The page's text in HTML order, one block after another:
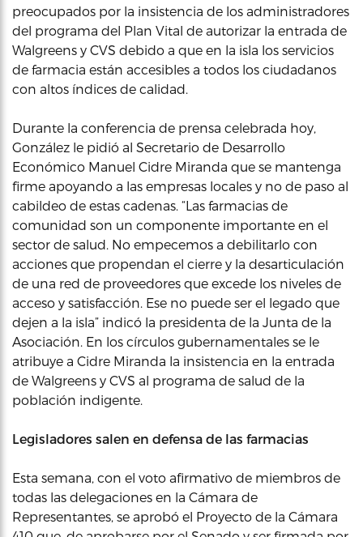
preocupados por la insistencia de los administradores
del programa del Plan Vital de autorizar la entrada de
Walgreens y CVS debido a que en la isla los servicios
de farmacia están accesibles a todos los ciudadanos
con altos índices de calidad.
Durante la conferencia de prensa celebrada hoy,
González le pidió al Secretario de Desarrollo
Económico Manuel Cidre Miranda que se mantenga
firme apoyando a las empresas locales y no de paso al
cabildeo de estas cadenas. “Las farmacias de
comunidad son un componente importante en el
sector de salud. No empecemos a debilitarlo con
acciones que propendan el cierre y la desarticulación
de una red de proveedores que excede los niveles de
acceso y satisfacción. Ese no puede ser el legado que
dejen a la isla” indicó la presidenta de la Junta de la
Asociación. En los círculos gubernamentales se le
atribuye a Cidre Miranda la insistencia en la entrada
de Walgreens y CVS al programa de salud de la
población indigente.
Legisladores salen en defensa de las farmacias
Esta semana, con el voto afirmativo de miembros de
todas las delegaciones en la Cámara de
Representantes, se aprobó el Proyecto de la Cámara